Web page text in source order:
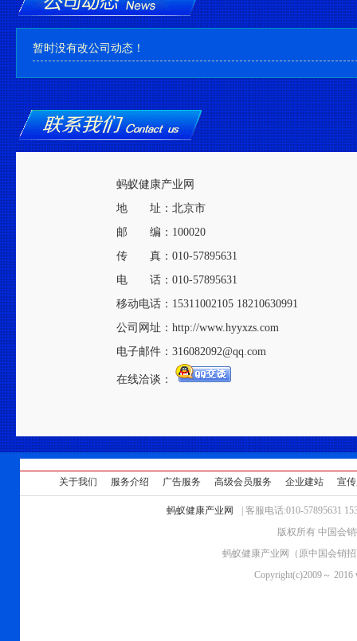
暂时没有改公司动态！
蚂蚁健康产业网
地 址：北京市
邮 编：100020
传 真：010-57895631
电 话：010-57895631
移动电话：15311002105 18210630991
公司网址：http://www.hyyxzs.com
电子邮件：316082092@qq.com
在线洽谈：
关于我们 服务介绍 广告服务 高级会员服务 企业建站 宣
蚂蚁健康产业网
| 客服电话:010-57895631
版权所有 中国会
蚂蚁健康产业网（原中国会销
Copyright(c)2009～